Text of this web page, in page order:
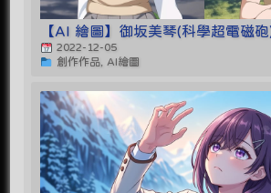
【AI 繪圖】御坂美琴(科學超電磁
2022-12-05
創作作品, AI繪圖